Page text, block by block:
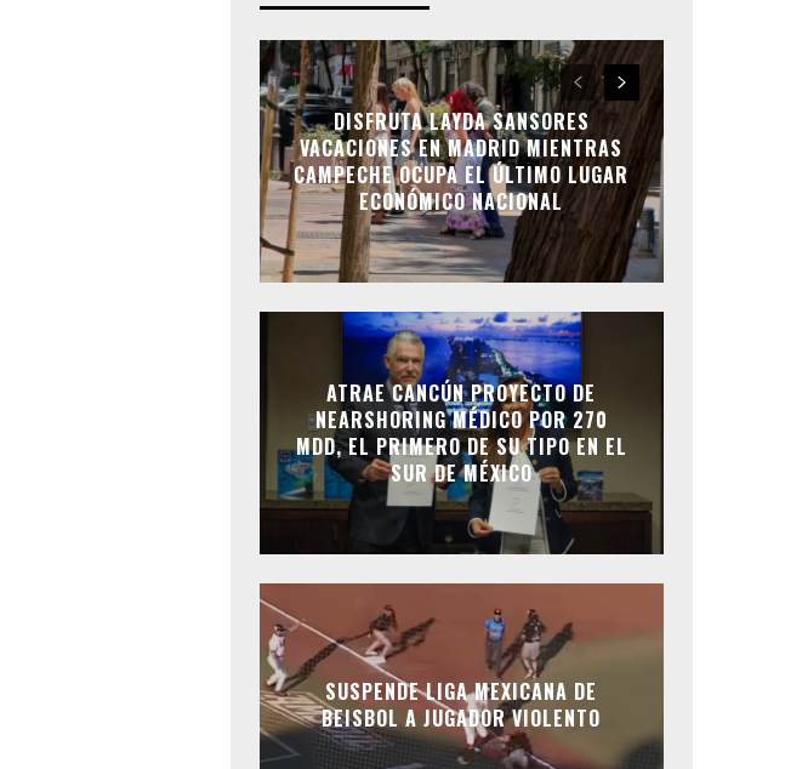
DISFRUTA LAYDA SANSORES
VACACIONES EN MADRID MIENTRAS
CAMPECHE OCUPA EL ÚLTIMO LUGAR
ECONÓMICO NACIONAL
ATRAE CANCÚN PROYECTO DE
NEARSHORING MÉDICO POR 270
MDD, EL PRIMERO DE SU TIPO EN EL
SUR DE MÉXICO
SUSPENDE LIGA MEXICANA DE
BEISBOL A JUGADOR VIOLENTO